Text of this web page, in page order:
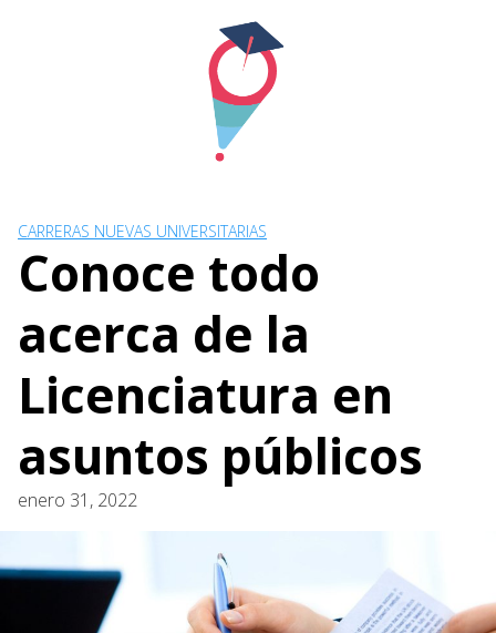
CARRERAS NUEVAS UNIVERSITARIAS
Conoce todo
acerca de la
Licenciatura en
asuntos públicos
enero 31, 2022